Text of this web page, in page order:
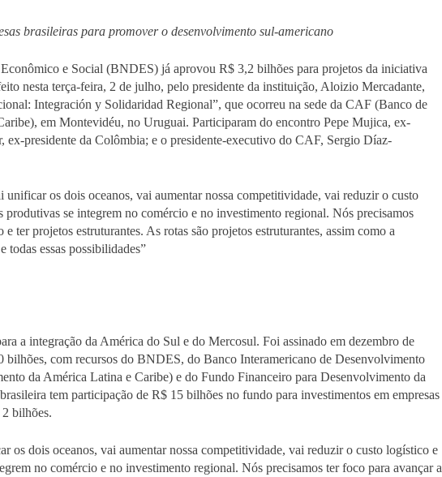
brasileiras para promover o desenvolvimento sul-americano
e Social (BNDES) já aprovou R$ 3,2 bilhões para projetos da iniciativa
nesta terça-feira, 2 de julho, pelo presidente da instituição, Aloizio Mercadante,
Integración y Solidaridad Regional”, que ocorreu na sede da CAF (Banco de
em Montevidéu, no Uruguai. Participaram do encontro Pepe Mujica, ex-
ex-presidente da Colômbia; e o presidente-executivo do CAF, Sergio Díaz-
unificar os dois oceanos, vai aumentar nossa competitividade, vai reduzir o custo
produtivas se integrem no comércio e no investimento regional. Nós precisamos
ter projetos estruturantes. As rotas são projetos estruturantes, assim como a
todas essas possibilidades”
a integração da América do Sul e do Mercosul. Foi assinado em dezembro de
bilhões, com recursos do BNDES, do Banco Interamericano de Desenvolvimento
da América Latina e Caribe) e do Fundo Financeiro para Desenvolvimento da
tem participação de R$ 15 bilhões no fundo para investimentos em empresas
bilhões.
os dois oceanos, vai aumentar nossa competitividade, vai reduzir o custo logístico e
no comércio e no investimento regional. Nós precisamos ter foco para avançar a